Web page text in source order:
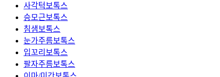
사각턱보톡스
승모근보톡스
침샘보톡스
눈가주름보톡스
입꼬리보톡스
팔자주름보톡스